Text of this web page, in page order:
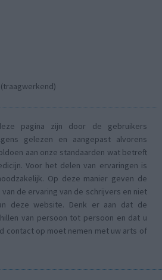
pagina zijn door de gebruikers
gelezen en aangepast alvorens
aan onze standaarden wat betreft
Voor het delen van ervaringen is
Op deze manier geven de
de ervaring van de schrijvers en niet
deze website. Denk er aan dat de
van persoon tot persoon en dat u
contact op moet nemen met uw arts of